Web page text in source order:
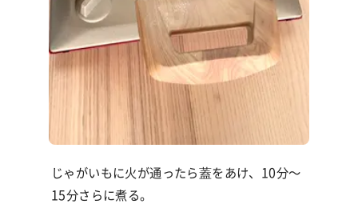
じゃがいもに火が通ったら蓋をあけ、 10分〜
15分さらに煮る。